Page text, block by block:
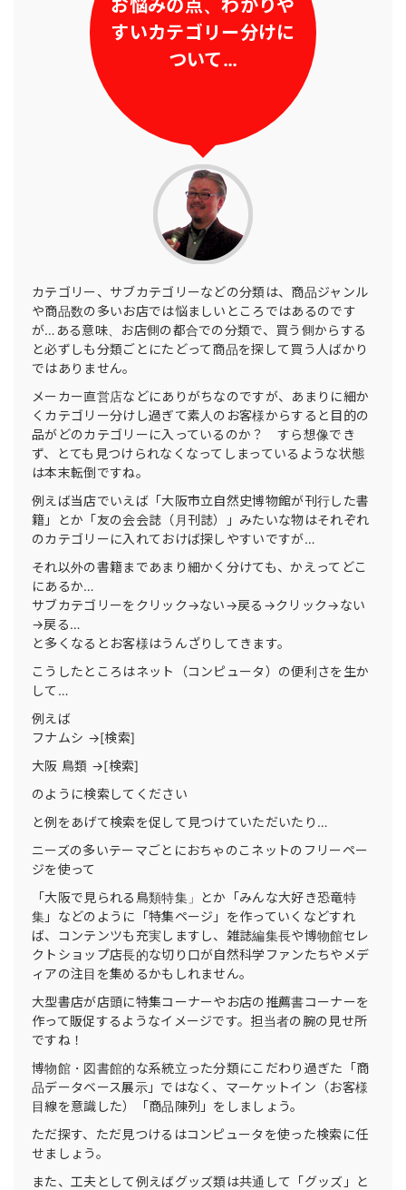
お悩みの点、わかりや
すいカテゴリー分けに
ついて…
カテゴリー、サブカテゴリーなどの分類は、商品ジャンル
や商品数の多いお店では悩ましいところではあるのです
が…ある意味、お店側の都合での分類で、買う側からする
と必ずしも分類ごとにたどって商品を探して買う人ばかり
ではありません。
メーカー直営店などにありがちなのですが、あまりに細か
くカテゴリー分けし過ぎて素人のお客様からすると目的の
品がどのカテゴリーに入っているのか？ すら想像でき
ず、とても見つけられなくなってしまっているような状態
は本末転倒ですね。
例えば当店でいえば「大阪市立自然史博物館が刊行した書
籍」とか「友の会会誌（月刊誌）」みたいな物はそれぞれ
のカテゴリーに入れておけば探しやすいですが…
それ以外の書籍まであまり細かく分けても、かえってどこ
にあるか…
サブカテゴリーをクリック→ない→戻る→クリック→ない
→戻る…
と多くなるとお客様はうんざりしてきます。
こうしたところはネット（コンピュータ）の便利さを生か
して…
例えば
フナムシ →[検索]
大阪 鳥類 →[検索]
のように検索してください
と例をあげて検索を促して見つけていただいたり…
ニーズの多いテーマごとにおちゃのこネットのフリーペー
ジを使って
「大阪で見られる鳥類特集」とか「みんな大好き恐竜特
集」などのように「特集ページ」を作っていくなどすれ
ば、コンテンツも充実しますし、雑誌編集長や博物館セレ
クトショップ店長的な切り口が自然科学ファンたちやメデ
ィアの注目を集めるかもしれません。
大型書店が店頭に特集コーナーやお店の推薦書コーナーを
作って販促するようなイメージです。担当者の腕の見せ所
ですね！
博物館・図書館的な系統立った分類にこだわり過ぎた「商
品データベース展示」ではなく、マーケットイン（お客様
目線を意識した）「商品陳列」をしましょう。
ただ探す、ただ見つけるはコンピュータを使った検索に任
せましょう。
また、工夫として例えばグッズ類は共通して「グッズ」と